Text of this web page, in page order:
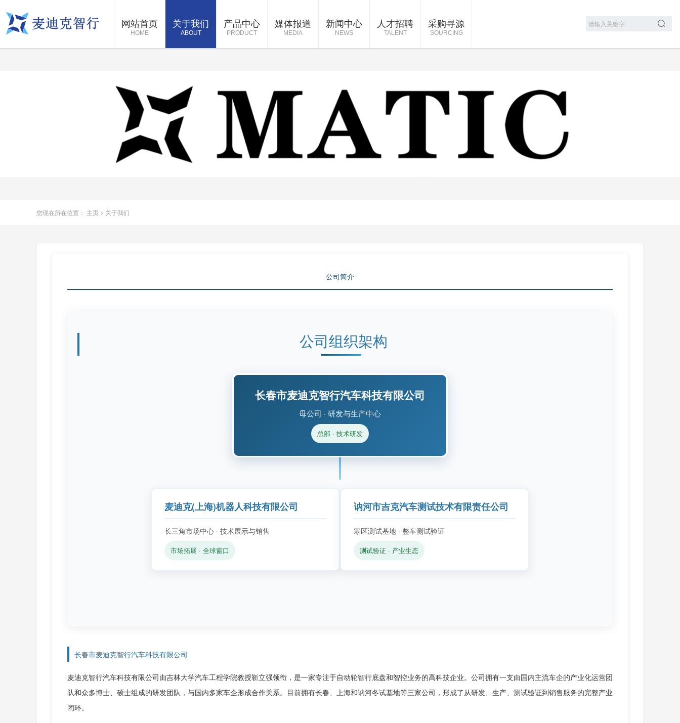
网站首页
HOME
关于我们
ABOUT
产品中心
PRODUCT
媒体报道
MEDIA
新闻中心
NEWS
人才招聘
TALENT
采购寻源
SOURCING
您现在所在位置： 主页 > 关于我们
公司简介
公司组织架构
长春市麦迪克智行汽车科技有限公司
母公司 · 研发与生产中心
总部 · 技术研发
麦迪克(上海)机器人科技有限公司
长三角市场中心 · 技术展示与销售
市场拓展 · 全球窗口
讷河市吉克汽车测试技术有限责任公司
寒区测试基地 · 整车测试验证
测试验证 · 产业生态
长春市麦迪克智行汽车科技有限公司
麦迪克智行汽车科技有限公司由吉林大学汽车工程学院教授靳立强领衔，是一家专注于自动轮智行底盘和智控业务的高科技企业。公司拥有一支由国内主流车企的产业化运营团
队和众多博士、硕士组成的研发团队，与国内多家车企形成合作关系。目前拥有长春、上海和讷河冬试基地等三家公司，形成了从研发、生产、测试验证到销售服务的完整产业
闭环。